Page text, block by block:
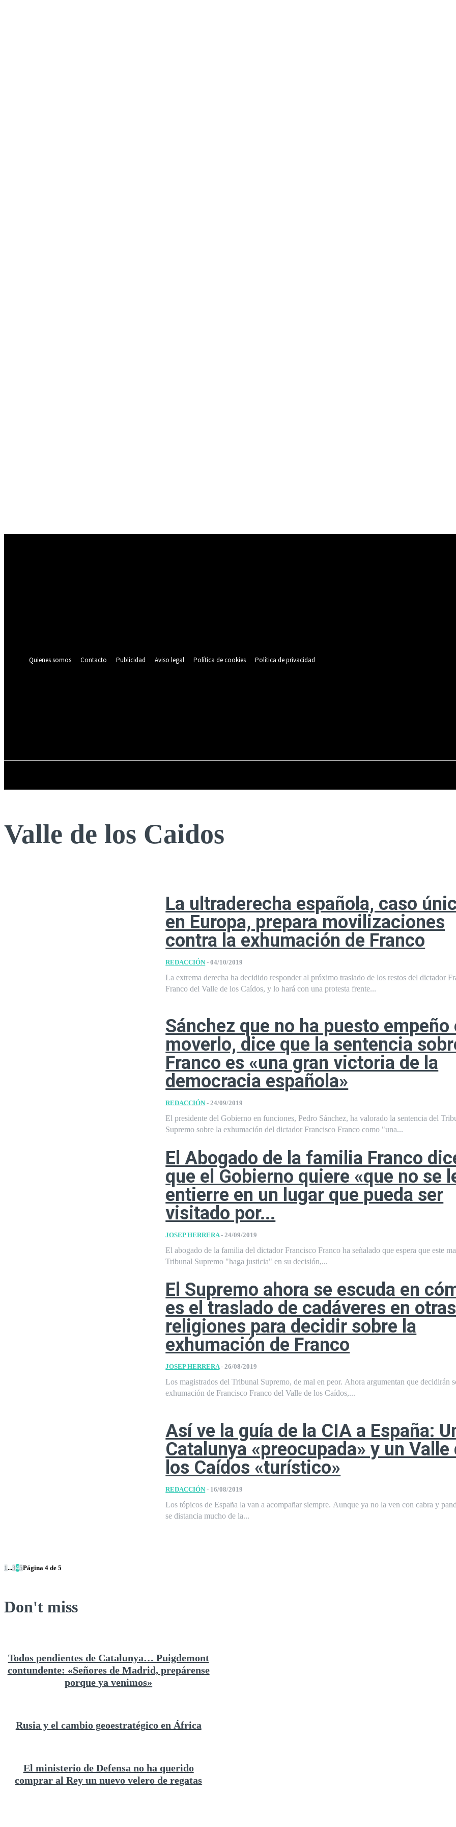
Quienes somos
Contacto Publicidad Aviso legal Política de cookies Política de privacidad
Valle de los Caidos
La ultraderecha española, caso
en Europa, prepara movilizaciones
contra la exhumación de Franco
REDACCIÓN - 04/10/2019
La extrema derecha ha decidido responder al próximo traslado de los restos del dictador
Franco del Valle de los Caídos, y lo hará con una protesta frente...
Sánchez que no ha puesto empeño
moverlo, dice que la sentencia
Franco es «una gran victoria de la
democracia española»
REDACCIÓN - 24/09/2019
El presidente del Gobierno en funciones, Pedro Sánchez, ha valorado la sentencia del
Supremo sobre la exhumación del dictador Francisco Franco como "una...
El Abogado de la familia Franco
que el Gobierno quiere «que no se
entierre en un lugar que pueda ser
visitado por...
JOSEP HERRERA - 24/09/2019
El abogado de la familia del dictador Francisco Franco ha señalado que espera que este
Tribunal Supremo "haga justicia" en su decisión,...
El Supremo ahora se escuda en
es el traslado de cadáveres en otras
religiones para decidir sobre la
exhumación de Franco
JOSEP HERRERA - 26/08/2019
Los magistrados del Tribunal Supremo, de mal en peor. Ahora argumentan que decidirán
exhumación de Francisco Franco del Valle de los Caídos,...
Así ve la guía de la CIA a España:
Catalunya «preocupada» y un Valle
los Caídos «turístico»
REDACCIÓN - 16/08/2019
Los tópicos de España la van a acompañar siempre. Aunque ya no la ven con cabra y
se distancia mucho de la...
1...345Página 4 de 5
Don't miss
Todos pendientes de Catalunya… Puigdemont
contundente: «Señores de Madrid, prepárense
porque ya venimos»
Rusia y el cambio geoestratégico en África
El ministerio de Defensa no ha querido
comprar al Rey un nuevo velero de regatas